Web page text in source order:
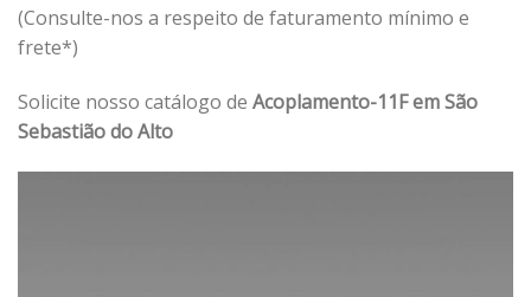
(Consulte-nos a respeito de faturamento mínimo e
frete*)
Solicite nosso catálogo de Acoplamento-11F em São
Sebastião do Alto